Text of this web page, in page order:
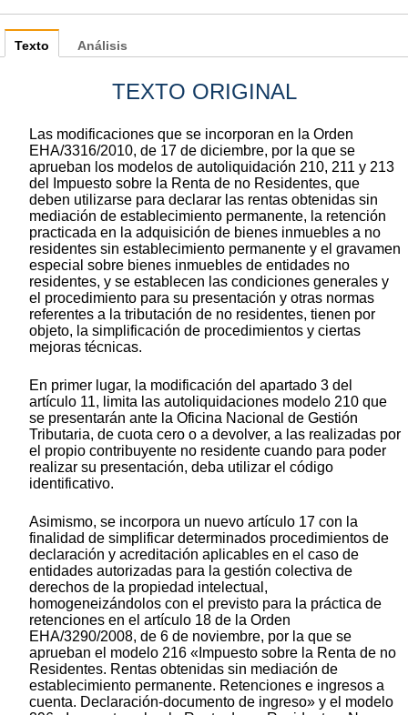
Texto
TEXTO ORIGINAL
Las modificaciones que se incorporan en la Orden
EHA/3316/2010, de 17 de diciembre, por la que se
aprueban los modelos de autoliquidación 210, 211 y 213
del Impuesto sobre la Renta de no Residentes, que
deben utilizarse para declarar las rentas obtenidas sin
mediación de establecimiento permanente, la retención
practicada en la adquisición de bienes inmuebles a no
residentes sin establecimiento permanente y el gravamen
especial sobre bienes inmuebles de entidades no
residentes, y se establecen las condiciones generales y
el procedimiento para su presentación y otras normas
referentes a la tributación de no residentes, tienen por
objeto, la simplificación de procedimientos y ciertas
mejoras técnicas.
En primer lugar, la modificación del apartado 3 del
artículo 11, limita las autoliquidaciones modelo 210 que
se presentarán ante la Oficina Nacional de Gestión
Tributaria, de cuota cero o a devolver, a las realizadas por
el propio contribuyente no residente cuando para poder
realizar su presentación, deba utilizar el código
identificativo.
Asimismo, se incorpora un nuevo artículo 17 con la
finalidad de simplificar determinados procedimientos de
declaración y acreditación aplicables en el caso de
entidades autorizadas para la gestión colectiva de
derechos de la propiedad intelectual,
homogeneizándolos con el previsto para la práctica de
retenciones en el artículo 18 de la Orden
EHA/3290/2008, de 6 de noviembre, por la que se
aprueban el modelo 216 «Impuesto sobre la Renta de no
Residentes. Rentas obtenidas sin mediación de
establecimiento permanente. Retenciones e ingresos a
cuenta. Declaración-documento de ingreso» y el modelo
Análisis